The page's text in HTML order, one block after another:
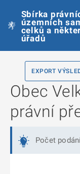
Sbírka
územních
celků a
úřadů
EXPORT
Obec
právní
Počet